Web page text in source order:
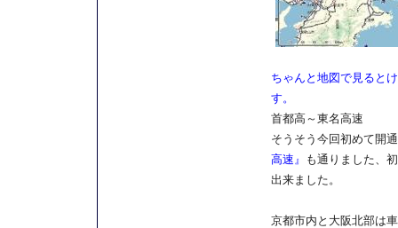
ちゃんと地図で見ると
す。
首都高～東名高速
そうそう今回初めて開
高速』
も通りました、
出来ました。
京都市内と大阪北部は